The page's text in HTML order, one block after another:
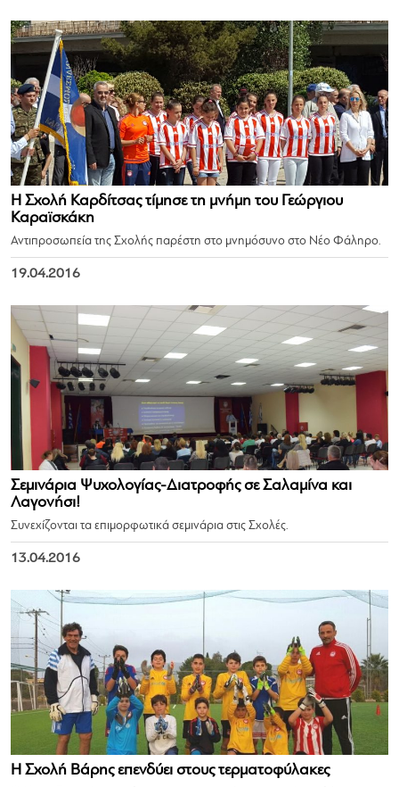
Η Σχολή Καρδίτσας τίμησε τη μνήμη του Γεώργιου
Καραϊσκάκη
Αντιπροσωπεία της Σχολής παρέστη στο μνημόσυνο στο Νέο Φάληρο.
19.04.2016
Σεμινάρια Ψυχολογίας-Διατροφής σε Σαλαμίνα και
Λαγονήσι!
Συνεχίζονται τα επιμορφωτικά σεμινάρια στις Σχολές.
13.04.2016
Η Σχολή Βάρης επενδύει στους τερματοφύλακες